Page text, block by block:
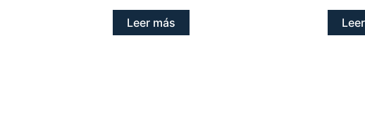
Leer más